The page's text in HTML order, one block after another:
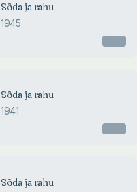
Sõda ja rahu
1945
Sõda ja rahu
1941
Sõda ja rahu